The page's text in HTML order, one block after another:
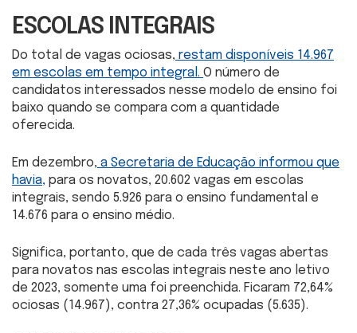
ESCOLAS INTEGRAIS
Do total de vagas ociosas, restam disponíveis 14.967
em escolas em tempo integral. O número de
candidatos interessados nesse modelo de ensino foi
baixo quando se compara com a quantidade
oferecida.
Em dezembro, a Secretaria de Educação informou que
havia, para os novatos, 20.602 vagas em escolas
integrais, sendo 5.926 para o ensino fundamental e
14.676 para o ensino médio.
Significa, portanto, que de cada três vagas abertas
para novatos nas escolas integrais neste ano letivo
de 2023, somente uma foi preenchida. Ficaram 72,64%
ociosas (14.967), contra 27,36% ocupadas (5.635).